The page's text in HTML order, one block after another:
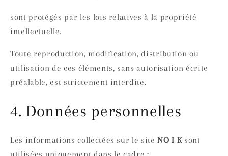
sont protégés par les lois relatives à la propriété
intellectuelle.
Toute reproduction, modification, distribution ou
utilisation de ces éléments, sans autorisation écrite
préalable, est strictement interdite.
4. Données personnelles
Les informations collectées sur le siteNO I Ksont